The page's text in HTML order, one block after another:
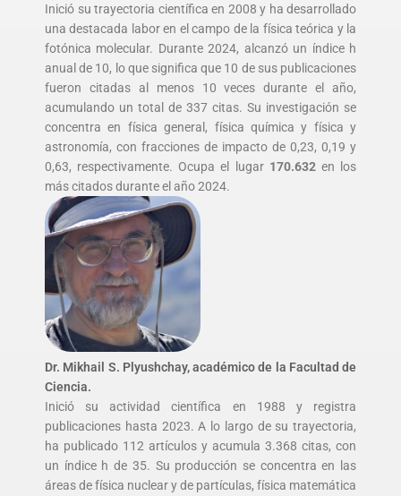
Inició su trayectoria científica en 2008 y ha desarrollado
una destacada labor en el campo de la física teórica y la
fotónica molecular. Durante 2024, alcanzó un índice h
anual de 10, lo que significa que 10 de sus publicaciones
fueron citadas al menos 10 veces durante el año,
acumulando un total de 337 citas. Su investigación se
concentra en física general, física química y física y
astronomía, con fracciones de impacto de 0,23, 0,19 y
0,63, respectivamente. Ocupa el lugar 170.632en los
más citados durante el año 2024.
Dr. Mikhail S. Plyushchay, académico de la Facultad de
Ciencia.
Inició su actividad científica en 1988 y registra
publicaciones hasta 2023. A lo largo de su trayectoria,
ha publicado 112 artículos y acumula 3.368 citas, con
un índice h de 35. Su producción se concentra en las
áreas de física nuclear y de partículas, física matemática